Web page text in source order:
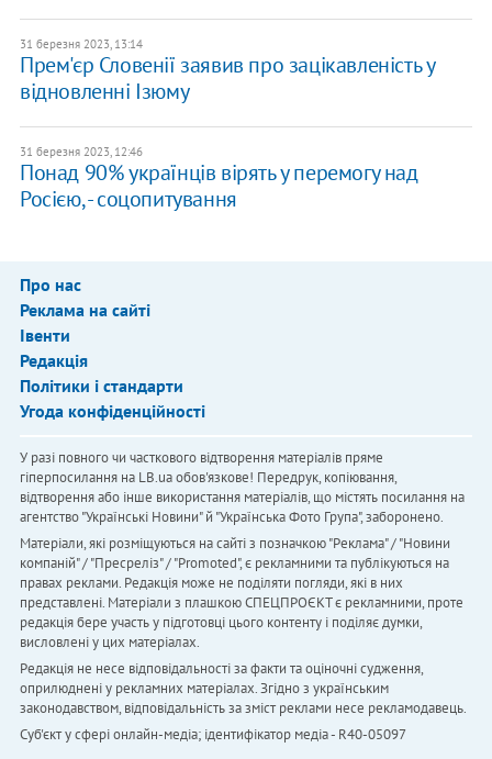
31 березня 2023, 13:14
Прем'єр Словенії заявив про зацікавленість у
відновленні Ізюму
31 березня 2023, 12:46
Понад 90% українців вірять у перемогу над
Росією, - соцопитування
Про нас
Реклама на сайті
Івенти
Редакція
Політики і стандарти
Угода конфіденційності
У разі повного чи часткового відтворення матеріалів пряме
гіперпосилання на LB.ua обов'язкове! Передрук, копіювання,
відтворення або інше використання матеріалів, що містять посилання на
агентство "Українськi Новини" й "Українська Фото Група", заборонено.
Матеріали, які розміщуються на сайті з позначкою "Реклама" / "Новини
компаній" / "Пресреліз" / "Promoted", є рекламними та публікуються на
правах реклами. Редакція може не поділяти погляди, які в них
представлені. Матеріали з плашкою СПЕЦПРОЄКТ є рекламними, проте
редакція бере участь у підготовці цього контенту і поділяє думки,
висловлені у цих матеріалах.
Редакція не несе відповідальності за факти та оціночні судження,
оприлюднені у рекламних матеріалах. Згідно з українським
законодавством, відповідальність за зміст реклами несе рекламодавець.
Cуб'єкт у сфері онлайн-медіа; ідентифікатор медіа - R40-05097